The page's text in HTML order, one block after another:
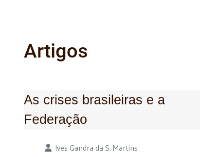
Artigos
As crises brasileiras e a
Federação
Detalhes Ives Gandra da S. Martins